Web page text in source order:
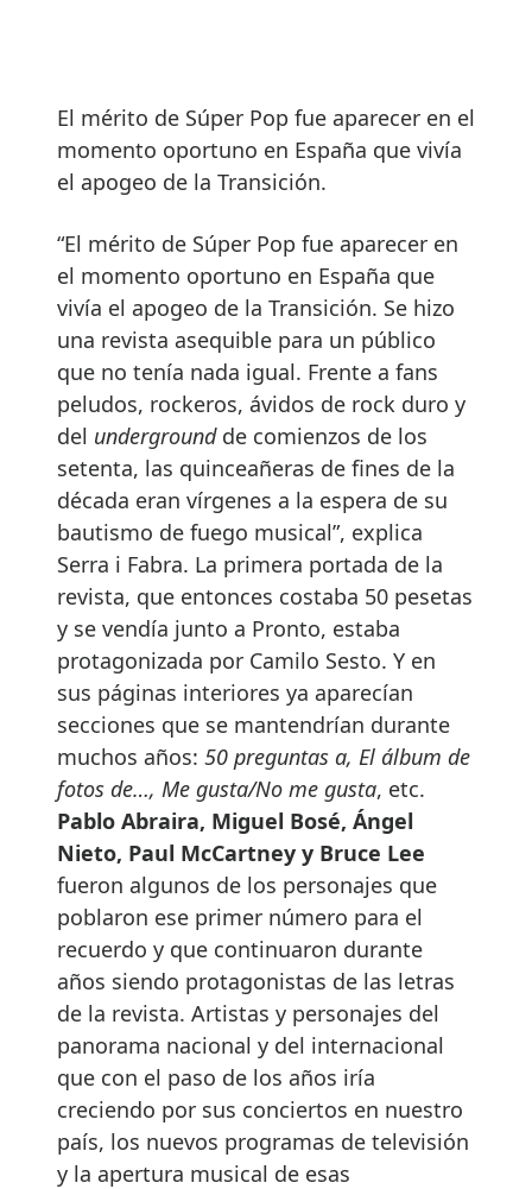
El mérito de Súper Pop fue aparecer en el
momento oportuno en España que vivía
el apogeo de la Transición.
“El mérito de Súper Pop fue aparecer en
el momento oportuno en España que
vivía el apogeo de la Transición. Se hizo
una revista asequible para un público
que no tenía nada igual. Frente a fans
peludos, rockeros, ávidos de rock duro y
del undergroundde comienzos de los
setenta, las quinceañeras de fines de la
década eran vírgenes a la espera de su
bautismo de fuego musical”, explica
Serra i Fabra. La primera portada de la
revista, que entonces costaba 50 pesetas
y se vendía junto a Pronto, estaba
protagonizada por Camilo Sesto. Y en
sus páginas interiores ya aparecían
secciones que se mantendrían durante
muchos años: 50 preguntas a, El álbum de
fotos de…, Me gusta/No me gusta, etc.
Pablo Abraira, Miguel Bosé, Ángel
Nieto, Paul McCartney y Bruce Lee
fueron algunos de los personajes que
poblaron ese primer número para el
recuerdo y que continuaron durante
años siendo protagonistas de las letras
de la revista. Artistas y personajes del
panorama nacional y del internacional
que con el paso de los años iría
creciendo por sus conciertos en nuestro
país, los nuevos programas de televisión
y la apertura musical de esas